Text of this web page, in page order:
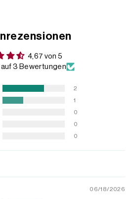
4,67 von 5
3 Bewertungen
2
1
0
0
0
06/18/2026